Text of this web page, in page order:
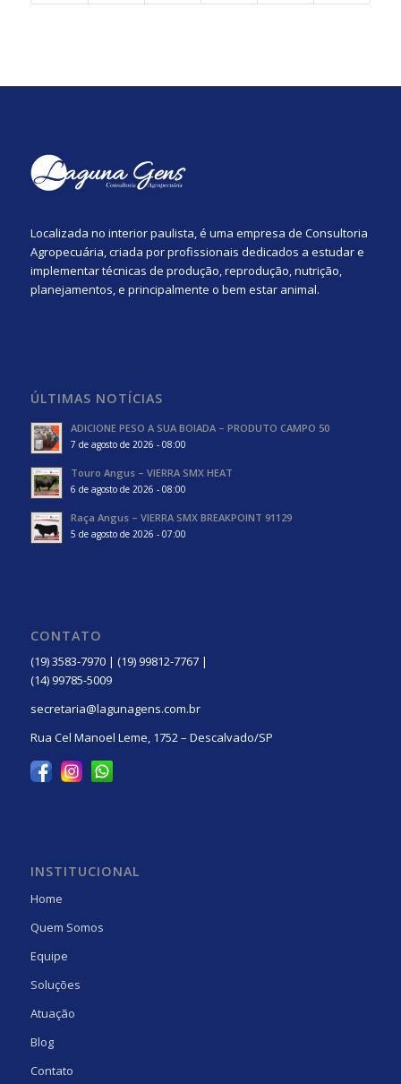
Localizada no interior paulista, é uma empresa de Consultoria
Agropecuária, criada por profissionais dedicados a estudar e
implementar técnicas de produção, reprodução, nutrição,
planejamentos, e principalmente o bem estar animal.
ÚLTIMAS NOTÍCIAS
ADICIONE PESO A SUA BOIADA – PRODUTO CAMPO 50
7 de agosto de 2026 - 08:00
Touro Angus – VIERRA SMX HEAT
6 de agosto de 2026 - 08:00
Raça Angus – VIERRA SMX BREAKPOINT 91129
5 de agosto de 2026 - 07:00
CONTATO
(19) 3583-7970 | (19) 99812-7767 |
(14) 99785-5009
secretaria@lagunagens.com.br
Rua Cel Manoel Leme, 1752 – Descalvado/SP
INSTITUCIONAL
Home
Quem Somos
Equipe
Soluções
Atuação
Blog
Contato